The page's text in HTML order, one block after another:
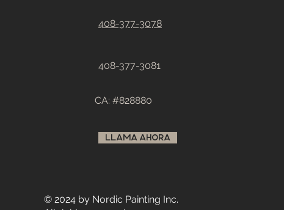
408-377-3078
408-377-3081
CA: #828880
LLAMA AHORA
© 2024 by Nordic Painting Inc.